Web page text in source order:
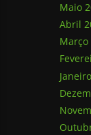
Maio
Abril
Março